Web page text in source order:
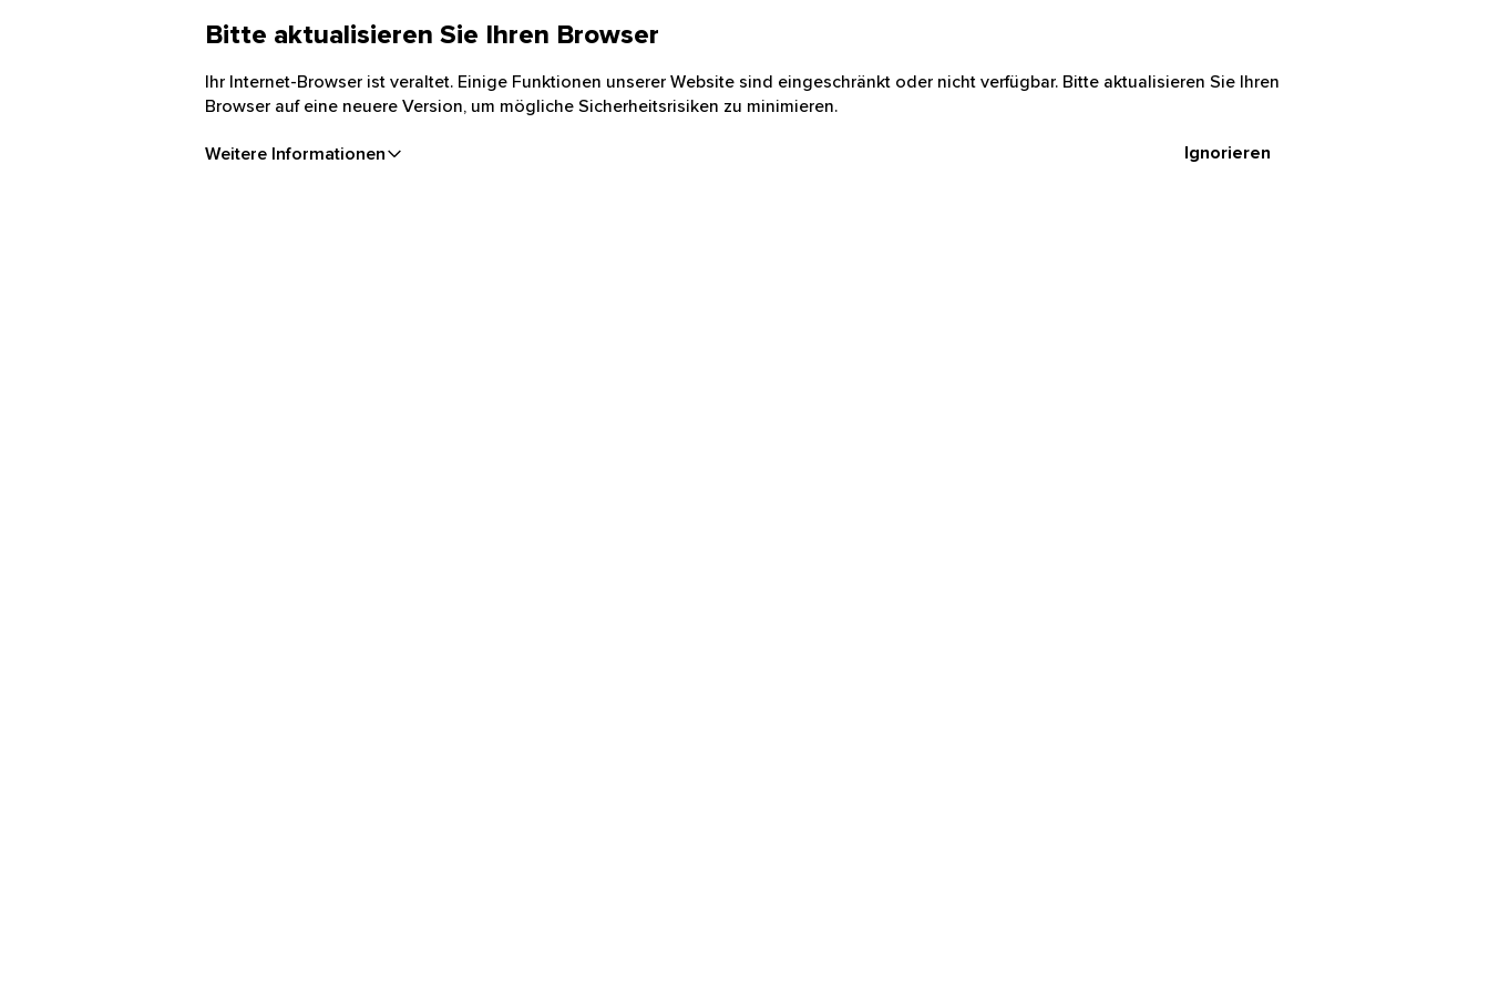
Bitte aktualisieren Sie Ihren Browser
Ihr Internet-Browser ist veraltet. Einige Funktionen unserer Website sind eingeschränkt oder nicht verfügbar. Bitte aktualisieren Sie Ihren
Browser auf eine neuere Version, um mögliche Sicherheitsrisiken zu minimieren.
Weitere Informationen Ignorieren